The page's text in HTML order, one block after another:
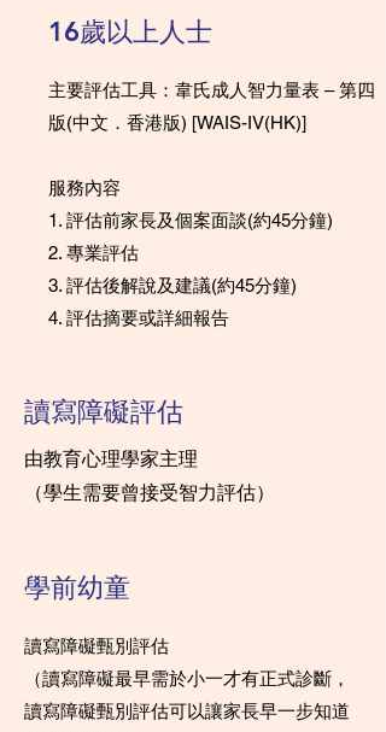
16歲以上人士
主要評估工具：韋氏成人智力量表 – 第四
版(中文．香港版) [WAIS-IV(HK)]
服務內容
1. 評估前家長及個案面談(約45分鐘)
2. 專業評估
3. 評估後解說及建議(約45分鐘)
4. 評估摘要或詳細報告
讀寫障礙評估
由教育心理學家主理
（學生需要曾接受智力評估）
學前幼童
讀寫障礙甄別評估
（讀寫障礙最早需於小一才有正式診斷，
讀寫障礙甄別評估可以讓家長早一步知道